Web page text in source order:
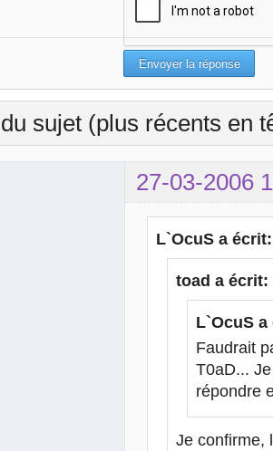
sujet (plus récents en
27-03-2006
L`OcuS a écrit:
toad a écrit:
L`OcuS
Faudrait
T0aD...
répondre
Je confirme,